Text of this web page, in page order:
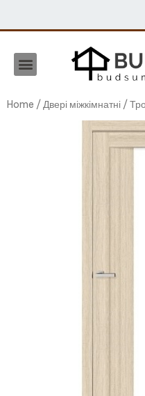
Home / Двері міжкімнатні /